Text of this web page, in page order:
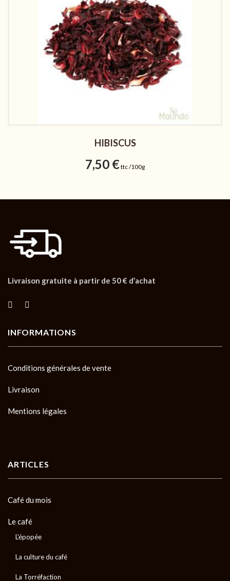
HIBISCUS
7,50 €ttc /100g
Livraison gratuite à partir de 50 € d’achat
INFORMATIONS
Conditions générales de vente
Livraison
Mentions légales
ARTICLES
Café du mois
Le café
L'épopée
La culture du café
La Torréfaction